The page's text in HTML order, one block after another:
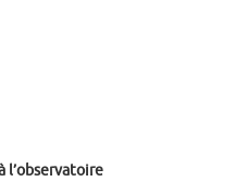
l’observatoire